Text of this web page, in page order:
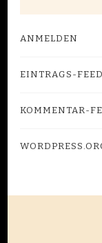
ANMELDEN
EINTRAGS-FEED
KOMMENTAR-